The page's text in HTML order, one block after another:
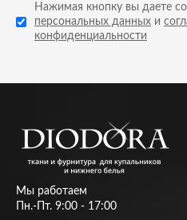
Нажимая кнопку вы даете
персональных данных и
конфиденциальности
Мы работаем
Пн.-Пт. 9:00 - 17:00